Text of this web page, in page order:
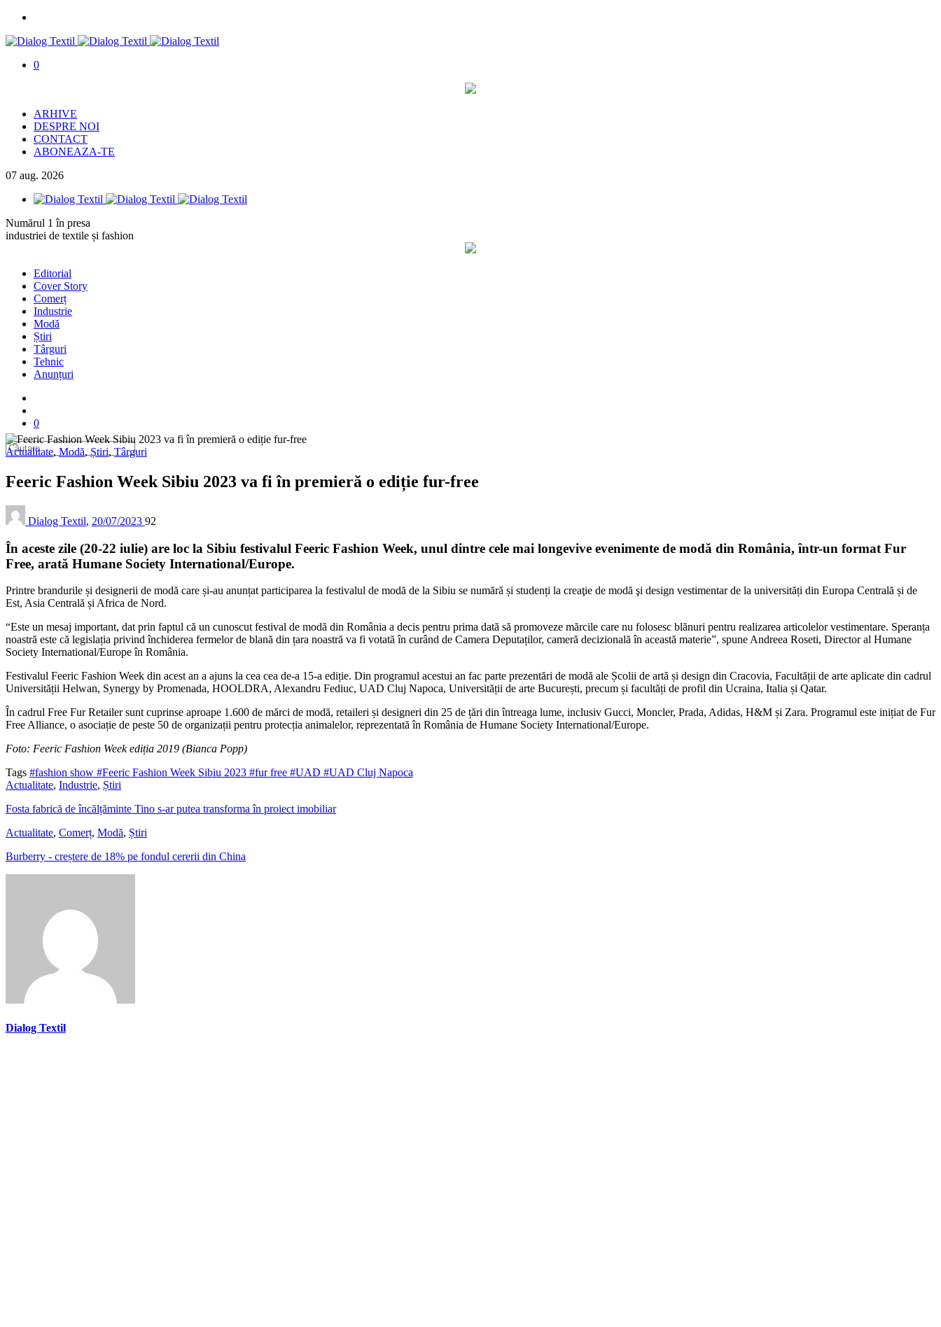
0
ARHIVE
DESPRE NOI
CONTACT
ABONEAZA-TE
07 aug. 2026
Numărul 1 în presa
industriei de textile și fashion
Editorial
Cover Story
Comerț
Industrie
Modă
Știri
Târguri
Tehnic
Anunțuri
0
Actualitate, Modă, Știri, Târguri
Feeric Fashion Week Sibiu 2023 va fi în premieră o ediție fur-free
Dialog Textil, 20/07/2023 92
În aceste zile (20-22 iulie) are loc la Sibiu festivalul Feeric Fashion Week, unul dintre cele mai longevive evenimente de modă din România, într-un format Fur
Free, arată Humane Society International/Europe.
Printre brandurile și designerii de modă care și-au anunțat participarea la festivalul de modă de la Sibiu se numără și studenți la creaţie de modă şi design vestimentar de la universități din Europa Centrală și de
Est, Asia Centrală și Africa de Nord.
“Este un mesaj important, dat prin faptul că un cunoscut festival de modă din România a decis pentru prima dată să promoveze mărcile care nu folosesc blănuri pentru realizarea articolelor vestimentare. Speranța
noastră este că legislația privind închiderea fermelor de blană din țara noastră va fi votată în curând de Camera Deputaților, cameră decizională în această materie”, spune Andreea Roseti, Director al Humane
Society International/Europe în România.
Festivalul Feeric Fashion Week din acest an a ajuns la cea cea de-a 15-a ediție. Din programul acestui an fac parte prezentări de modă ale Școlii de artă și design din Cracovia, Facultății de arte aplicate din cadrul
Universității Helwan, Synergy by Promenada, HOOLDRA, Alexandru Fediuc, UAD Cluj Napoca, Universității de arte București, precum și facultăți de profil din Ucraina, Italia și Qatar.
În cadrul Free Fur Retailer sunt cuprinse aproape 1.600 de mărci de modă, retaileri și designeri din 25 de țări din întreaga lume, inclusiv Gucci, Moncler, Prada, Adidas, H&M și Zara. Programul este inițiat de Fur
Free Alliance, o asociație de peste 50 de organizații pentru protecția animalelor, reprezentată în România de Humane Society International/Europe.
Foto: Feeric Fashion Week ediția 2019 (Bianca Popp)
Tags #fashion show #Feeric Fashion Week Sibiu 2023 #fur free #UAD #UAD Cluj Napoca
Actualitate, Industrie, Știri
Fosta fabrică de încălțăminte Tino s-ar putea transforma în proiect imobiliar
Actualitate, Comerț, Modă, Știri
Burberry - creștere de 18% pe fondul cererii din China
Dialog Textil